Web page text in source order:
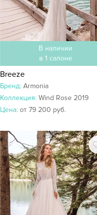
В наличии
в 1 салоне
Breeze
Бренд: Armonia
Коллекция: Wind Rose 2019
Цена: от 79 200 руб.